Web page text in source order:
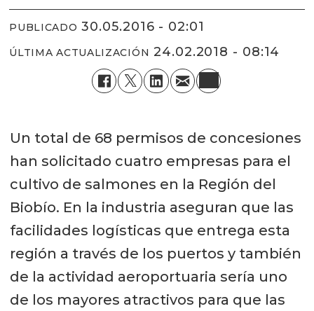
PUBLICADO 30.05.2016 - 02:01
ÚLTIMA ACTUALIZACIÓN 24.02.2018 - 08:14
Un total de 68 permisos de concesiones
han solicitado cuatro empresas para el
cultivo de salmones en la Región del
Biobío. En la industria aseguran que las
facilidades logísticas que entrega esta
región a través de los puertos y también
de la actividad aeroportuaria sería uno
de los mayores atractivos para que las